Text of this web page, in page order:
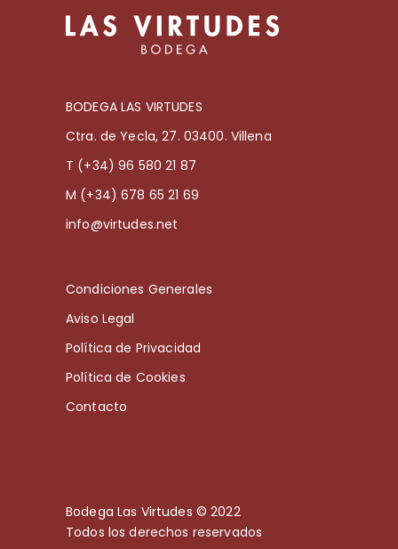
BODEGA LAS VIRTUDES
Ctra. de Yecla, 27. 03400. Villena
T (+34) 96 580 21 87
M (+34) 678 65 21 69
info@virtudes.net
Condiciones Generales
Aviso Legal
Política de Privacidad
Política de Cookies
Contacto
Bodega Las Virtudes © 2022
Todos los derechos reservados